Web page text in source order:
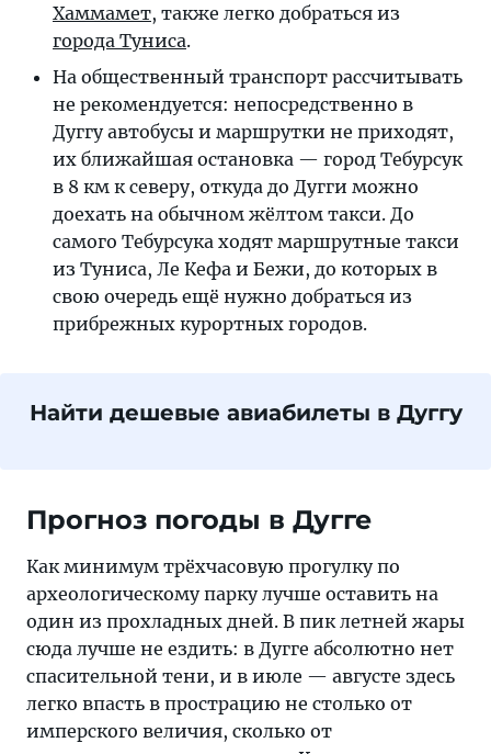
Хаммамет, также легко добраться из
города Туниса.
На общественный транспорт рассчитывать
не рекомендуется: непосредственно в
Дуггу автобусы и маршрутки не приходят,
их ближайшая остановка — город Тебурсук
в 8 км к северу, откуда до Дугги можно
доехать на обычном жёлтом такси. До
самого Тебурсука ходят маршрутные такси
из Туниса, Ле Кефа и Бежи, до которых в
свою очередь ещё нужно добраться из
прибрежных курортных городов.
Найти дешевые авиабилеты в Дуггу
Прогноз погоды в Дугге
Как минимум трёхчасовую прогулку по
археологическому парку лучше оставить на
один из прохладных дней. В пик летней жары
сюда лучше не ездить: в Дугге абсолютно нет
спасительной тени, и в июле — августе здесь
легко впасть в прострацию не столько от
имперского величия, сколько от